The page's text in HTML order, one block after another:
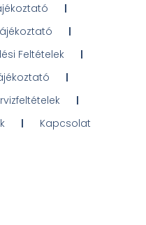
Feltételek
Kapcsolat